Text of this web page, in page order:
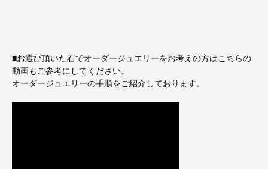
■お選び頂いた石でオーダージュエリーをお考えの方はこちらの
動画もご参考にしてください。
オーダージュエリーの手順をご紹介しております。